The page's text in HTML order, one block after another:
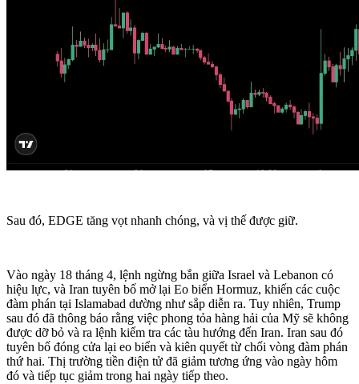
Sau đó, EDGE tăng vọt nhanh chóng, và vị thế được giữ.
Vào ngày 18 tháng 4, lệnh ngừng bắn giữa Israel và Lebanon có
hiệu lực, và Iran tuyên bố mở lại Eo biển Hormuz, khiến các cuộc
đàm phán tại Islamabad dường như sắp diễn ra. Tuy nhiên, Trump
sau đó đã thông báo rằng việc phong tỏa hàng hải của Mỹ sẽ không
được dỡ bỏ và ra lệnh kiểm tra các tàu hướng đến Iran. Iran sau đó
tuyên bố đóng cửa lại eo biển và kiên quyết từ chối vòng đàm phán
thứ hai. Thị trường tiền điện tử đã giảm tương ứng vào ngày hôm
đó và tiếp tục giảm trong hai ngày tiếp theo.